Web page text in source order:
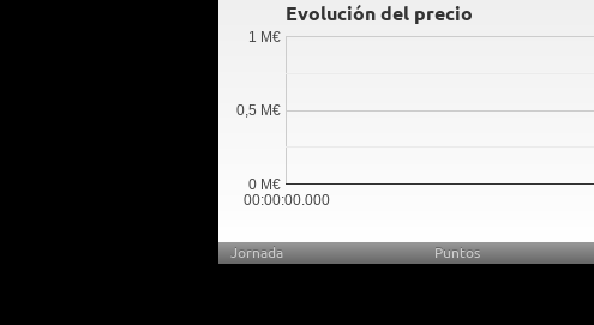
Evolución del precio
00:00:00.000
0 M€
0,5 M€
1 M€
Jornada Puntos